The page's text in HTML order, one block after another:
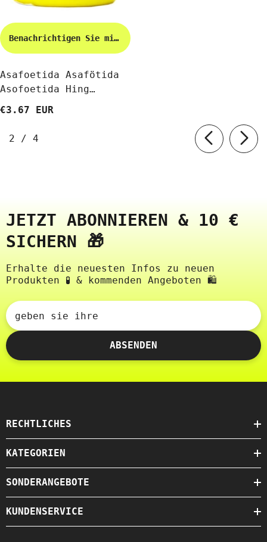
Benachrichtigen Sie mich
Asafoetida Asafötida
Asofoetida Hing
€3.67 EUR
2 / von
4
JETZT ABONNIEREN & 10 €
SICHERN 🎁
Erhalte die neuesten Infos zu neuen
Produkten 🧪 & kommenden Angeboten 🛍️
geben sie ihre
ABSENDEN
RECHTLICHES
KATEGORIEN
SONDERANGEBOTE
KUNDENSERVICE